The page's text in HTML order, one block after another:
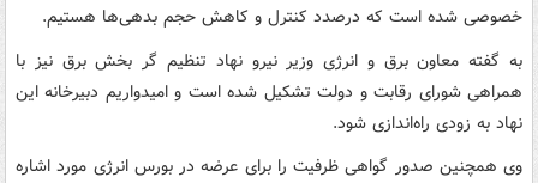
خصوصی شده است که درصدد کنترل و کاهش حجم بدهی‌ها هستیم.
به گفته معاون برق و انرژی وزیر نیرو نهاد تنظیم گر بخش برق نیز با
همراهی شورای رقابت و دولت تشکیل شده است و امیدواریم دبیرخانه این
نهاد به زودی راه‌اندازی شود.
وی همچنین صدور گواهی ظرفیت را برای عرضه در بورس انرژی مورد اشاره